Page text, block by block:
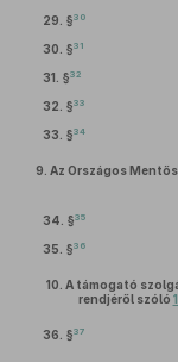
29. §30
30. §31
31. §32
32. §33
33. §34
9. Az Országos
34. §35
35. §36
10. A támogató
rendjéről szóló
36. §37